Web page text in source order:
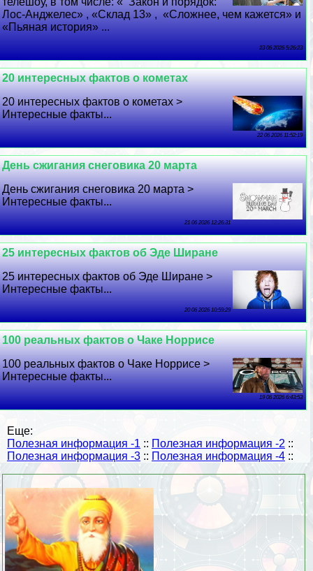
Лос-Анджелес» , «Склад 13» , «Сложнее, чем кажется» и
«Пьяная история» ...
23 06 2026 5:26:23
20 интересных фактов о кометах
20 интересных фактов о кометах >
Интересные факты...
22 06 2026 11:52:19
День сжигания снеговика 20 марта
День сжигания снеговика 20 марта >
Интересные факты...
21 06 2026 12:26:31
25 интересных фактов об Эде Ширане
25 интересных фактов об Эде Ширане >
Интересные факты...
20 06 2026 10:59:29
100 реальных фактов о Чаке Норрисе
100 реальных фактов о Чаке Норрисе >
Интересные факты...
19 06 2026 6:43:53
Еще:
Полезная информация -1 :: Полезная информация -2 ::
Полезная информация -3 :: Полезная информация -4 ::